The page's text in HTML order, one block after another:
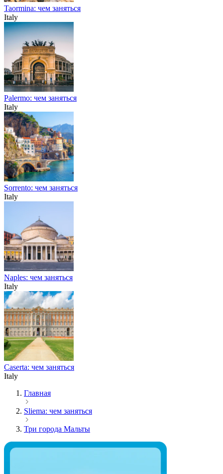
Taormina: чем заняться
Italy
Palermo: чем заняться
Italy
Sorrento: чем заняться
Italy
Naples: чем заняться
Italy
Caserta: чем заняться
Italy
Главная
Sliema: чем заняться
Три города Мальты